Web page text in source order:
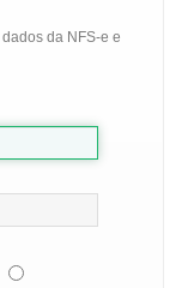
da NFS-e e